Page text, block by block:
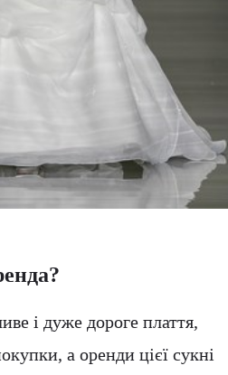
і дуже дороге плаття,
а оренди цієї сукні